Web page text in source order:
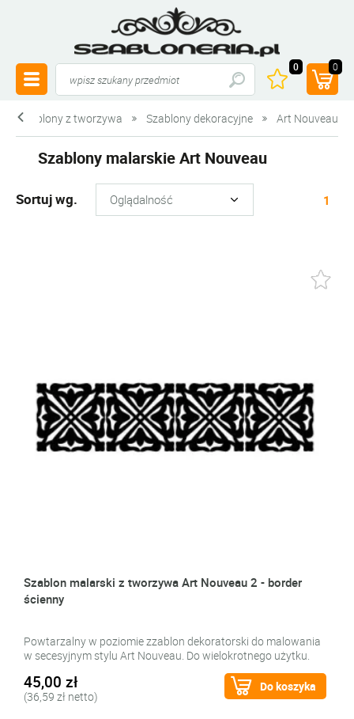
0 0
Szablony z tworzywa Szablony dekoracyjne Art Nouveau
Szablony malarskie Art Nouveau
Sortuj wg. 1
Szablon malarski z tworzywa Art Nouveau 2 - border
ścienny
Powtarzalny w poziomie zzablon dekoratorski do malowania
w secesyjnym stylu Art Nouveau. Do wielokrotnego użytku.
45,00 zł
(36,59 zł netto)
Do koszyka